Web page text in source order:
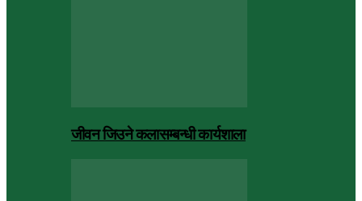
जीवन जिउने कलासम्बन्धी कार्यशाला